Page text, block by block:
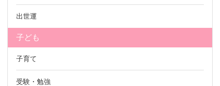
出世運
子ども
子育て
受験・勉強